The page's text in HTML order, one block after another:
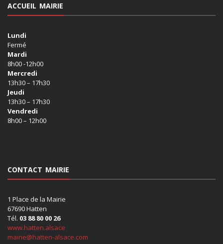
ACCUEIL MAIRIE
Lundi
Fermé
Mardi
8h00 -12h00
Mercredi
13h30 – 17h30
Jeudi
13h30 – 17h30
Vendredi
8h00 – 12h00
CONTACT MAIRIE
1 Place de la Mairie
67690 Hatten
Tél. 03 88 80 00 26
www.hatten.alsace
mairie@hatten-alsace.com